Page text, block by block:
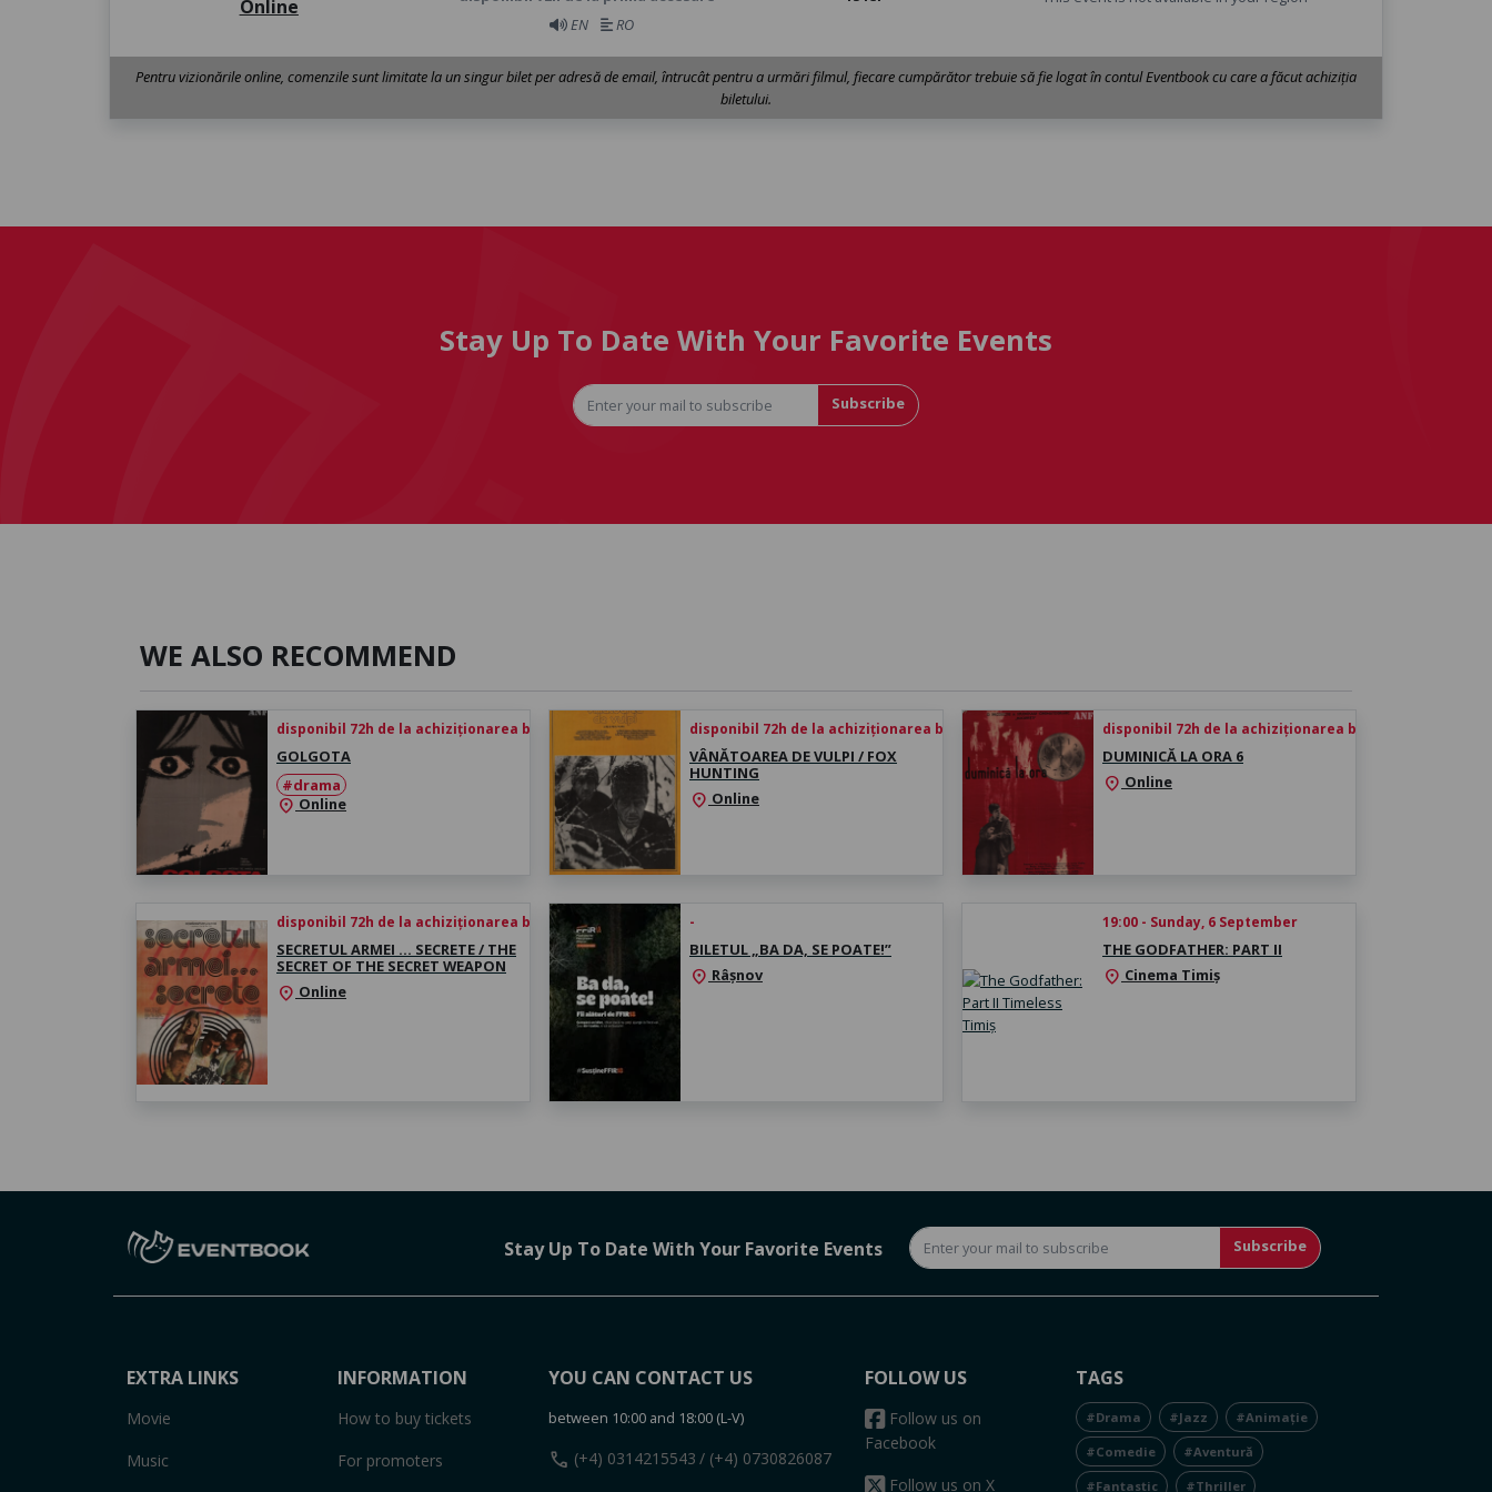
Online
EN
RO
Pentru vizionările online, comenzile sunt limitate la un singur bilet per adresă de email, întrucât pentru a urmări filmul, fiecare cumpărător trebuie să fie logat în contul Eventbook cu care a făcut achiziția
biletului.
Stay Up To Date With Your Favorite Events
Subscribe
WE ALSO RECOMMEND
disponibil 72h de la achiziționarea biletului
GOLGOTA
#drama
location_on Online
disponibil 72h de la achiziționarea biletului
VÂNĂTOAREA DE VULPI / FOX
HUNTING
location_on Online
disponibil 72h de la achiziționarea biletului
DUMINICĂ LA ORA 6
location_on Online
disponibil 72h de la achiziționarea biletului
SECRETUL ARMEI … SECRETE / THE
SECRET OF THE SECRET WEAPON
location_on Online
-
BILETUL „BA DA, SE POATE!”
location_on Râșnov
19:00 - Sunday, 6 September
THE GODFATHER: PART II
location_on Cinema Timiș
Stay Up To Date With Your Favorite Events Subscribe
EXTRA LINKS
Movie
Music
INFORMATION
How to buy tickets
For promoters
YOU CAN CONTACT US
between 10:00 and 18:00 (L-V)
call (+4) 0314215543 / (+4) 0730826087
FOLLOW US
Follow us on
Facebook
Follow us on X
TAGS
#Drama #Jazz #Animație
#Comedie #Aventură
#Fantastic #Thriller